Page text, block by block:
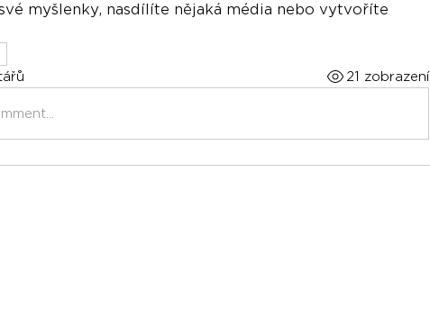
myšlenky, nasdílíte nějaká média nebo vytvoříte
21 zobrazení